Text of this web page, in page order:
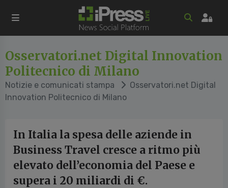
Osservatori.net Digital Innovation
Politecnico di Milano
Notizie e comunicati stampa
Osservatori.net Digital
Innovation Politecnico di Milano
In Italia la spesa delle aziende in
Business Travel cresce a ritmo più
elevato dell’economia del Paese e
supera i 20 miliardi di €.